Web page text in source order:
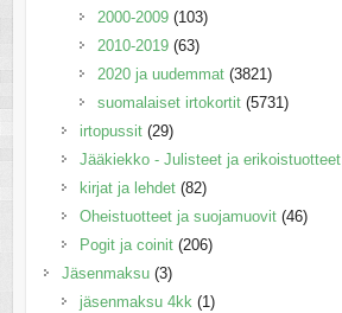
2000-2009 (103)
2010-2019 (63)
2020 ja uudemmat (3821)
suomalaiset irtokortit (5731)
irtopussit (29)
Jääkiekko - Julisteet ja erikoistuotteet
kirjat ja lehdet (82)
Oheistuotteet ja suojamuovit (46)
Pogit ja coinit (206)
Jäsenmaksu (3)
jäsenmaksu 4kk (1)